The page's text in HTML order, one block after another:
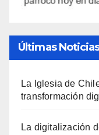
Últimas
La Iglesia de
transformación
La digitalización